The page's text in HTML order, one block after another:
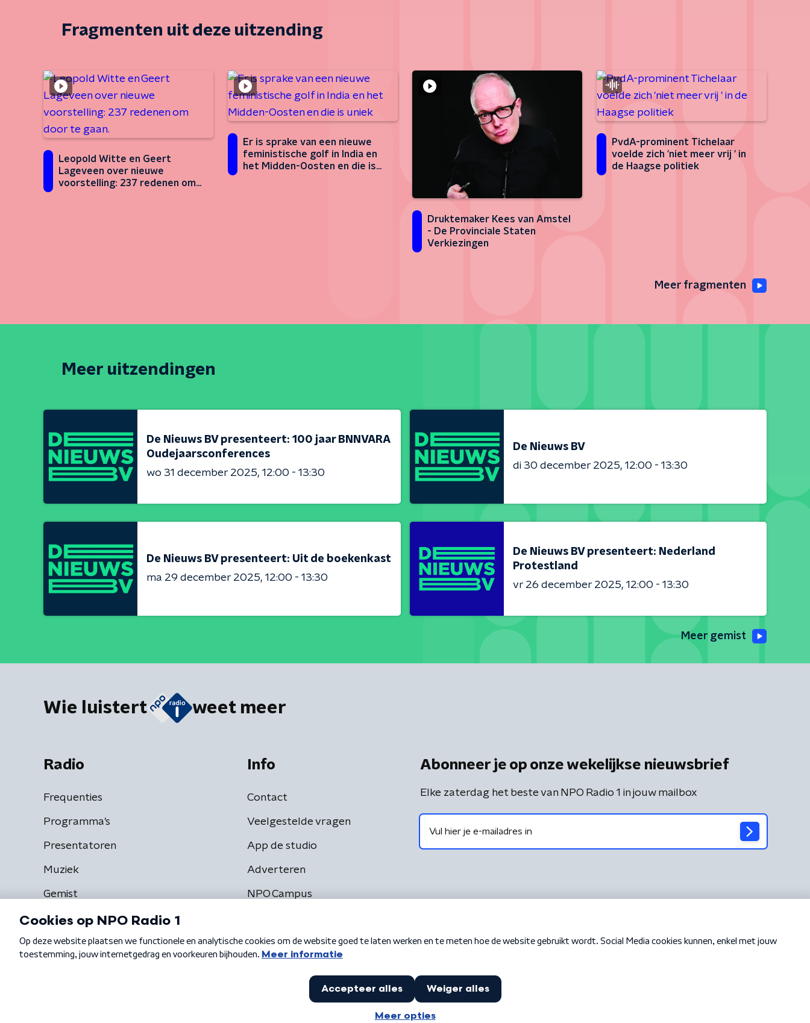
Fragmenten uit deze uitzending
Leopold Witte en Geert
Lageveen over nieuwe
voorstelling: 237 redenen om
Er is sprake van een nieuwe
feministische golf in India en
het Midden-Oosten en die is
Druktemaker Kees van Amstel
- De Provinciale Staten
Verkiezingen
PvdA-prominent Tichelaar
voelde zich 'niet meer vrij ' in
de Haagse politiek
Meer fragmenten
Meer uitzendingen
De Nieuws BV presenteert: 100 jaar BNNVARA
Oudejaarsconferences
wo 31 december 2025 12:00 - 13:30
De Nieuws BV
di 30 december 2025 12:00 - 13:30
De Nieuws BV presenteert: Uit de boekenkast
ma 29 december 2025 12:00 - 13:30
De Nieuws BV presenteert: Nederland
Protestland
vr 26 december 2025 12:00 - 13:30
Meer gemist
Wie luistert weet meer
Radio
Frequenties
Programma's
Presentatoren
Muziek
Gemist
Info
Contact
Veelgestelde vragen
App de studio
Adverteren
NPO Campus
Abonneer je op onze wekelijkse nieuwsbrief
Elke zaterdag het beste van NPO Radio 1 in jouw mailbox
Algemene voorwaarden Privacybeleid